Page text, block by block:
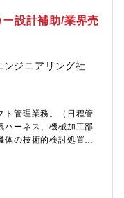
ー設計補助/業界売
ジニアリング社
ト管理業務。（日程管
ハーネス、機械加工部
体の技術的検討処置業
・取得データの整
設計、モデル作成。・
統／照明系統等の設計